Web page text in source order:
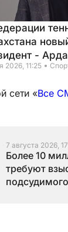
-
2026, 11:25
сети «Все
7 августа 2026,
Более 10
требуют